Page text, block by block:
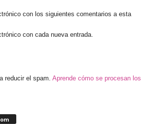
con los siguientes comentarios a esta
con cada nueva entrada.
reducir el spam. Aprende cómo se procesan los